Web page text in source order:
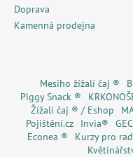
Doprava
Kamenná prodejna
Mesiho žížalí čaj ®
Piggy Snack ®
Žížalí čaj ® / Eshop
Pojištění.cz
Invia®
Econea ®
Kurzy pro